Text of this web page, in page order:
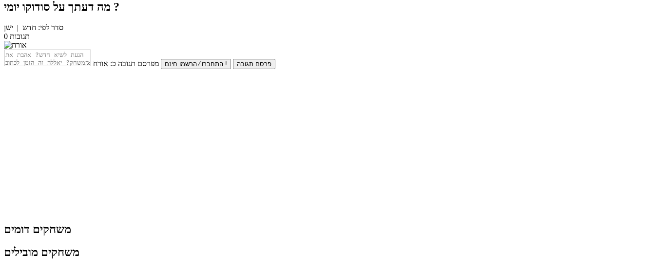
מה דעתך על סודוקו יומי ?
סדר לפי: חדש | ישן
0 תגובות
מפרסם תגובה כ: אורח התחברו ⁄ הרשמו חינם ! פרסם תגובה
משחקים דומים
משחקים מובילים